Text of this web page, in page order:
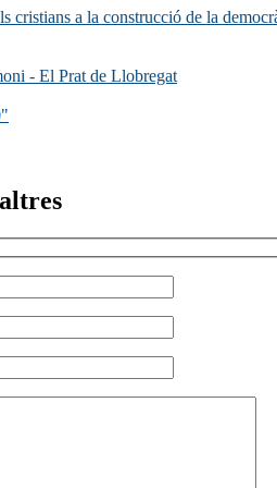
cristians a la construcció de la
- El Prat de Llobregat